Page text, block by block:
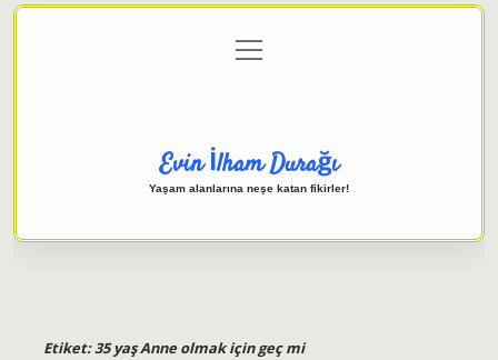
Gizlilik Politikası
menüyü
aç
Evin İlham Durağı
Yaşam alanlarına neşe katan fikirler!
Etiket:35 yaş Anne olmak için geç mi